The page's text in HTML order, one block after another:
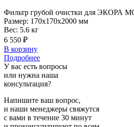
Фильтр грубой очистки для ЭКОРА
Размер: 170x170x2000 мм
Вес: 5.6 кг
6 550 ₽
В корзину
Подробнее
У вас есть вопросы
или нужна наша
консультация?
Напишите ваш вопрос,
и наши менеджеры свяжутся
с вами в течение 30 минут